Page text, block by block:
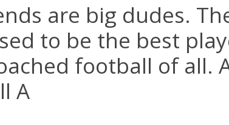
are big dudes.
to be the best
football of all.
A